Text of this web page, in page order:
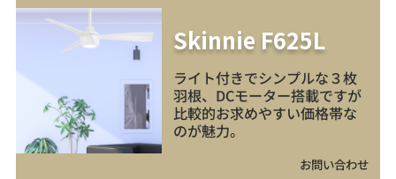
Skinnie F625L
ライト付きでシンプルな３枚
羽根、DCモーター搭載ですが
比較的お求めやすい価格帯な
のが魅力。
お問い合わせ